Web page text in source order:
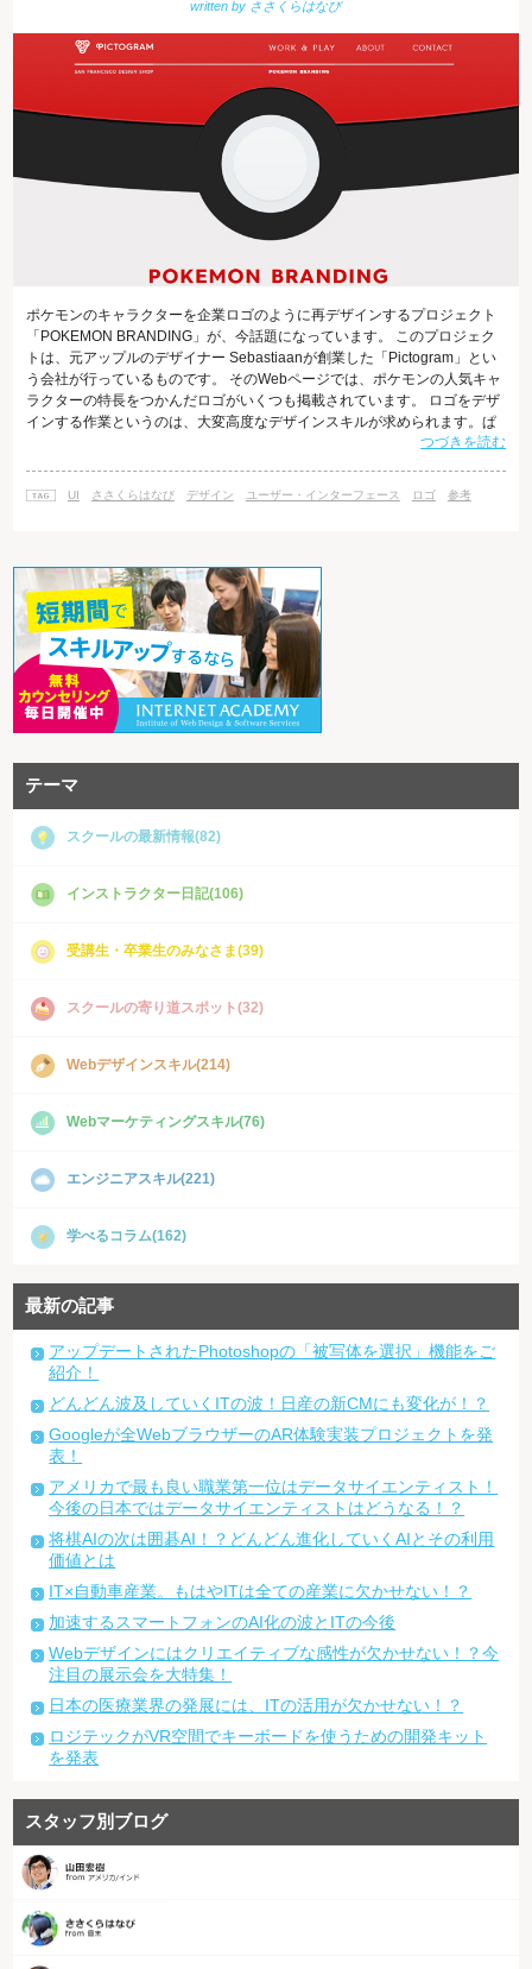
ポケモンのキャラクターを企業ロゴのように再デザインするプロジェクト
「POKEMON BRANDING」が、今話題になっています。 このプロジェク
トは、元アップルのデザイナー Sebastiaanが創業した「Pictogram」とい
う会社が行っているものです。 そのWebページでは、ポケモンの人気キャ
ラクターの特長をつかんだロゴがいくつも掲載されています。 ロゴをデザ
インする作業というのは、大変高度なデザインスキルが求められます。ぱ
っと見て、会社やサービスなどの特長や、そこにこめられた想いが伝わる
もが知っているキャラクターをロゴ化するというこのプロジェクトは、ロ
つづきを読む
UI ささくらはなび デザイン ユーザー・インターフェース ロゴ 参考
テーマ
スクールの最新情報(82)
インストラクター日記(106)
受講生・卒業生のみなさま(39)
スクールの寄り道スポット(32)
Webデザインスキル(214)
Webマーケティングスキル(76)
エンジニアスキル(221)
学べるコラム(162)
最新の記事
アップデートされたPhotoshopの「被写体を選択」機能をご
紹介！
どんどん波及していくITの波！日産の新CMにも変化が！？
Googleが全WebブラウザーのAR体験実装プロジェクトを発
表！
アメリカで最も良い職業第一位はデータサイエンティスト！
今後の日本ではデータサイエンティストはどうなる！？
将棋AIの次は囲碁AI！？どんどん進化していくAIとその利用
価値とは
IT×自動車産業。もはやITは全ての産業に欠かせない！？
加速するスマートフォンのAI化の波とITの今後
Webデザインにはクリエイティブな感性が欠かせない！？今
注目の展示会を大特集！
日本の医療業界の発展には、ITの活用が欠かせない！？
ロジテックがVR空間でキーボードを使うための開発キット
を発表
スタッフ別ブログ